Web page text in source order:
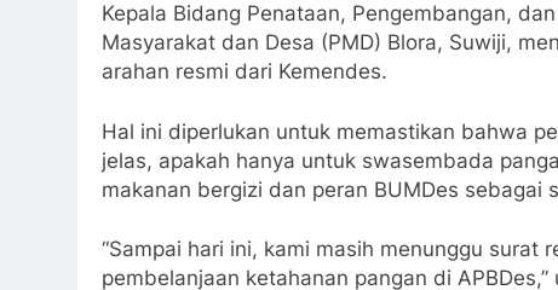
Kepala Bidang Penataan, Pengembangan,
Masyarakat dan Desa (PMD) Blora, Suwiji,
arahan resmi dari Kemendes.
Hal ini diperlukan untuk memastikan bahwa
jelas, apakah hanya untuk swasembada
makanan bergizi dan peran BUMDes sebagai
“Sampai hari ini, kami masih menunggu surat
pembelanjaan ketahanan pangan di